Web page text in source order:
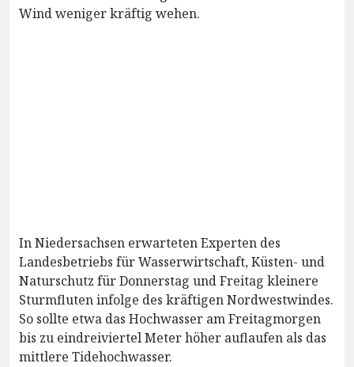
Wind weniger kräftig wehen.
In Niedersachsen erwarteten Experten des
Landesbetriebs für Wasserwirtschaft, Küsten- und
Naturschutz für Donnerstag und Freitag kleinere
Sturmfluten infolge des kräftigen Nordwestwindes.
So sollte etwa das Hochwasser am Freitagmorgen
bis zu eindreiviertel Meter höher auflaufen als das
mittlere Tidehochwasser.